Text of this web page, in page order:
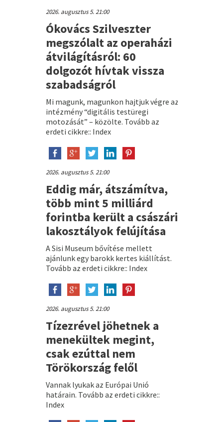
2026. augusztus 5. 21:00
Ókovács Szilveszter
megszólalt az operaházi
átvilágításról: 60
dolgozót hívtak vissza
szabadságról
Mi magunk, magunkon hajtjuk végre az
intézmény “digitális testüregi
motozását” – közölte. Tovább az
erdeti cikkre:: Index
2026. augusztus 5. 21:00
Eddig már, átszámítva,
több mint 5 milliárd
forintba került a császári
lakosztályok felújítása
A Sisi Museum bővítése mellett
ajánlunk egy barokk kertes kiállítást.
Tovább az erdeti cikkre:: Index
2026. augusztus 5. 21:00
Tízezrével jöhetnek a
menekültek megint,
csak ezúttal nem
Törökország felől
Vannak lyukak az Európai Unió
határain. Tovább az erdeti cikkre::
Index